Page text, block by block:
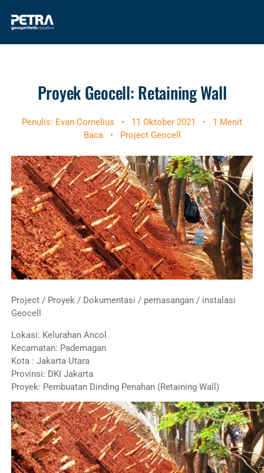
Proyek Geocell: Retaining Wall
Penulis: Evan Cornelius • 11 Oktober 2021 •
1 Menit
Baca
• Project Geocell
Project / Proyek / Dokumentasi / pemasangan / instalasi
Geocell
Lokasi: Kelurahan Ancol
Kecamatan: Pademagan
Kota : Jakarta Utara
Provinsi: DKI Jakarta
Proyek: Pembuatan Dinding Penahan (Retaining Wall)